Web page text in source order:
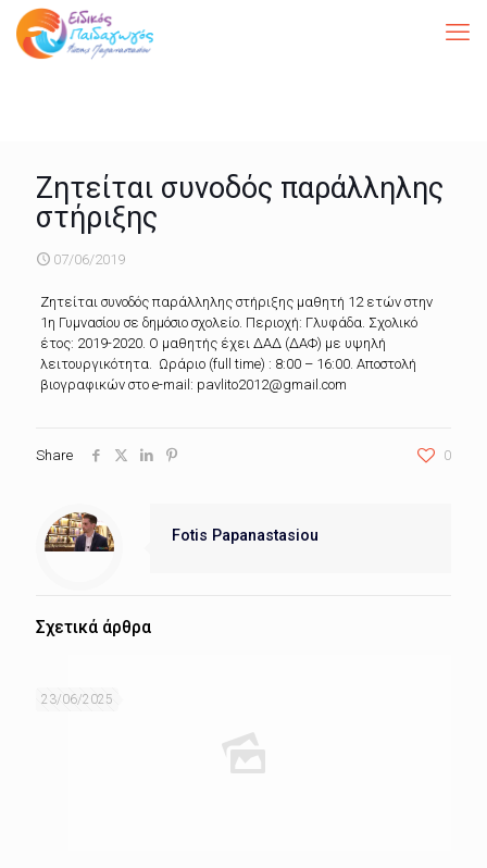
Ζητείται συνοδός παράλληλης
στήριξης
07/06/2019
Ζητείται συνοδός παράλληλης στήριξης μαθητή 12 ετών στην
1η Γυμνασίου σε δημόσιο σχολείο. Περιοχή: Γλυφάδα. Σχολικό
έτος: 2019-2020. Ο μαθητής έχει ΔΑΔ (ΔΑΦ) με υψηλή
λειτουργικότητα. Ωράριο (full time) : 8:00 – 16:00. Αποστολή
βιογραφικών στο e-mail: pavlito2012@gmail.com
Share 0
Fotis Papanastasiou
Σχετικά άρθρα
23/06/2025